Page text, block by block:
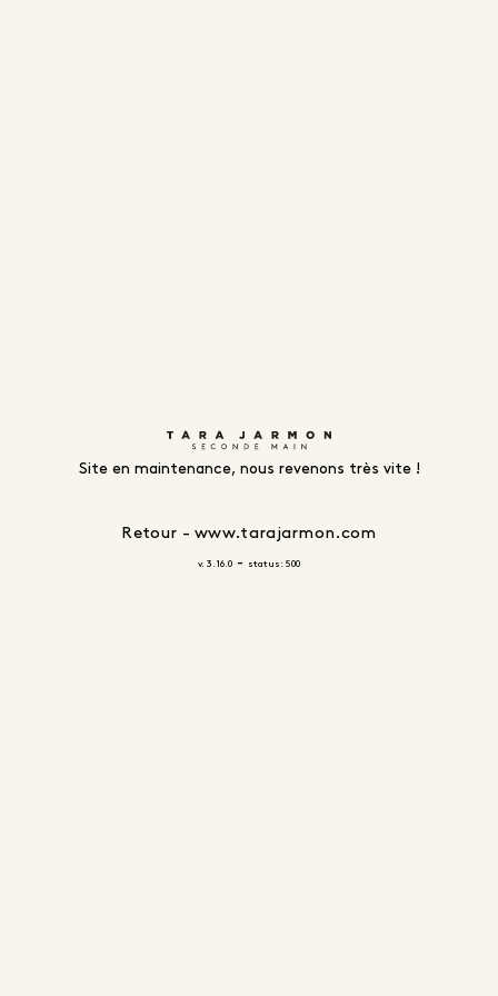
Site en maintenance, nous revenons très vite !
Retour - www.tarajarmon.com
v. 3.16.0 - status: 500